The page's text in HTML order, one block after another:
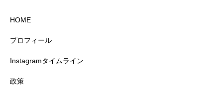
HOME
プロフィール
Instagramタイムライン
政策